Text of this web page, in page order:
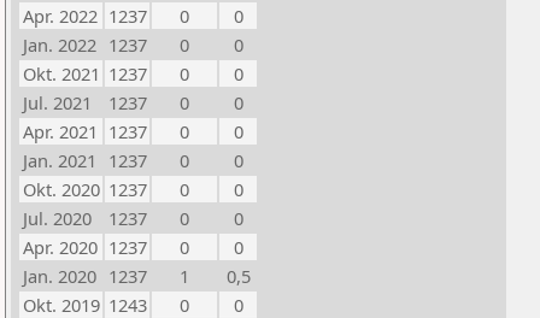
Apr. 2022 1237 0
0
Jan. 2022 1237 0
0
Okt. 2021 1237 0
0
Jul. 2021
1237 0
0
Apr. 2021 1237 0
0
Jan. 2021
1237 0
0
Okt. 2020 1237 0
0
Jul. 2020
1237 0
0
Apr. 2020 1237 0
0
Jan. 2020 1237 1
0,5
Okt. 2019 1243 0
0